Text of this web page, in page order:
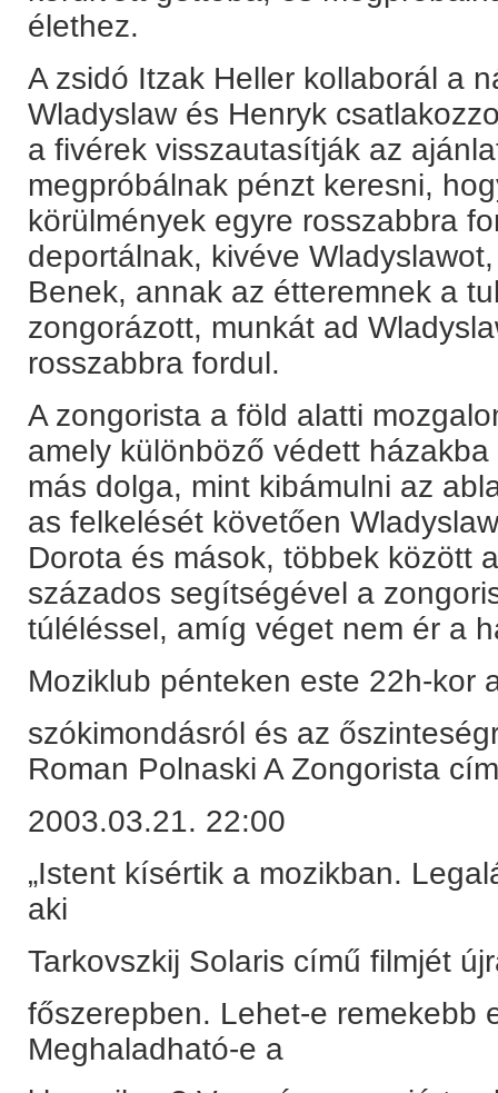
élethez.
A zsidó Itzak Heller kollaborál a
Wladyslaw és Henryk
a fivérek visszautasítják az
megpróbálnak pénzt keresni,
körülmények egyre rosszabbra
deportálnak, kivéve
Benek, annak az étteremnek a
zongorázott, munkát ad
rosszabbra fordul.
A zongorista a föld alatti
amely különböző védett
más dolga, mint kibámulni az
as felkelését követően
Dorota és mások, többek között
százados segítségével a
túléléssel, amíg véget nem ér a
Moziklub pénteken este 22h-kor
szókimondásról és az
Roman Polnaski A Zongorista
2003.03.21. 22:00
„Istent kísértik a mozikban.
aki
Tarkovszkij Solaris című filmjét
főszerepben. Lehet-e remekebb
Meghaladható-e a